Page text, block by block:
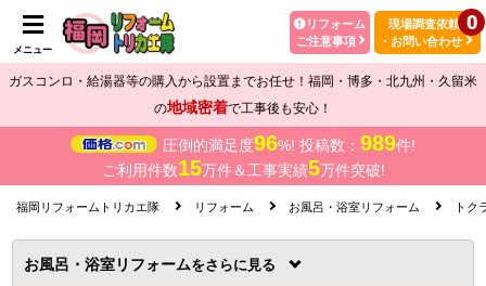
メニュー
リフォーム
ご注意事項
0
現場調査依頼
・お問い合わせ
ガスコンロ・給湯器等の購入から設置までお任せ！福岡・博多・北九州・久留米
の地域密着で工事後も安心！
圧倒的満足度96%! 投稿数： 989件!
ご利用件数15万件＆工事実績5万件突破!
福岡リフォームトリカエ隊 リフォーム お風呂・浴室リフォーム トク
お風呂・浴室リフォームを